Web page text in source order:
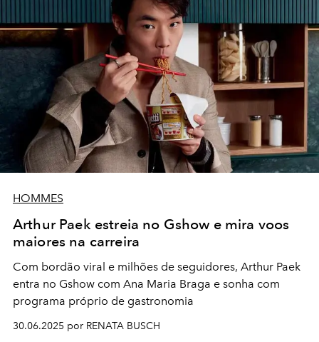
HOMMES
Arthur Paek estreia no Gshow e mira voos
maiores na carreira
Com bordão viral e milhões de seguidores, Arthur Paek
entra no Gshow com Ana Maria Braga e sonha com
programa próprio de gastronomia
30.06.2025 por RENATA BUSCH